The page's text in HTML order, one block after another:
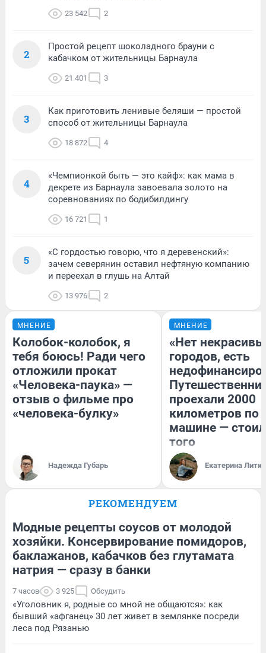
23 542 2
2
Простой рецепт шоколадного брауни с
кабачком от жительницы Барнаула
21 401 3
3
Как приготовить ленивые беляши — простой
способ от жительницы Барнаула
18 872 4
4
«Чемпионкой быть — это кайф»: как мама в
декрете из Барнаула завоевала золото на
соревнованиях по бодибилдингу
16 721 1
5
«С гордостью говорю, что я деревенский»:
зачем северянин оставил нефтяную компанию
и переехал в глушь на Алтай
13 976 2
МНЕНИЕ
Колобок-колобок, я
тебя боюсь! Ради чего
отложили прокат
«Человека-паука» —
отзыв о фильме про
«человека-булку»
Надежда Губарь
МНЕНИЕ
«Нет
городов, есть
проехали 2000
километров по
машине —
того
Екатерина
РЕКОМЕНДУЕМ
Модные рецепты соусов от молодой
хозяйки. Консервирование помидоров,
баклажанов, кабачков без глутамата
натрия — сразу в банки
7 часов 3 925 Обсудить
«Уголовник я, родные со мной не общаются»: как
бывший «афганец» 30 лет живет в землянке посреди
леса под Рязанью